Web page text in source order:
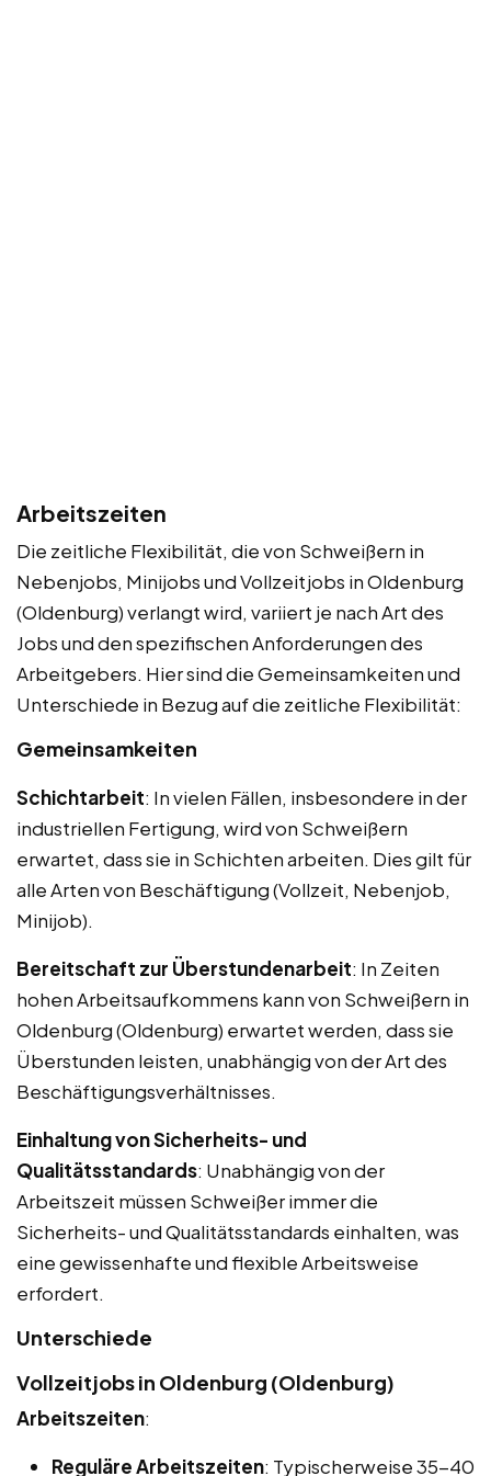
Arbeitszeiten
Die zeitliche Flexibilität, die von Schweißern in
Nebenjobs, Minijobs und Vollzeitjobs in Oldenburg
(Oldenburg) verlangt wird, variiert je nach Art des
Jobs und den spezifischen Anforderungen des
Arbeitgebers. Hier sind die Gemeinsamkeiten und
Unterschiede in Bezug auf die zeitliche Flexibilität:
Gemeinsamkeiten
Schichtarbeit: In vielen Fällen, insbesondere in der
industriellen Fertigung, wird von Schweißern
erwartet, dass sie in Schichten arbeiten. Dies gilt für
alle Arten von Beschäftigung (Vollzeit, Nebenjob,
Minijob).
Bereitschaft zur Überstundenarbeit: In Zeiten
hohen Arbeitsaufkommens kann von Schweißern in
Oldenburg (Oldenburg) erwartet werden, dass sie
Überstunden leisten, unabhängig von der Art des
Beschäftigungsverhältnisses.
Einhaltung von Sicherheits- und
Qualitätsstandards: Unabhängig von der
Arbeitszeit müssen Schweißer immer die
Sicherheits- und Qualitätsstandards einhalten, was
eine gewissenhafte und flexible Arbeitsweise
erfordert.
Unterschiede
Vollzeitjobs in Oldenburg (Oldenburg)
Arbeitszeiten:
Reguläre Arbeitszeiten: Typischerweise 35-40